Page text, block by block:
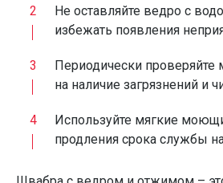
Не оставляйте ведро с
избежать появления
Периодически
на наличие загрязнений и
Используйте мягкие
продления срока службы